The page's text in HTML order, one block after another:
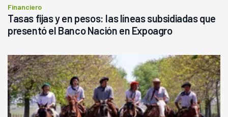
Financiero
Tasas fijas y en pesos: las líneas subsidiadas que
presentó el Banco Nación en Expoagro